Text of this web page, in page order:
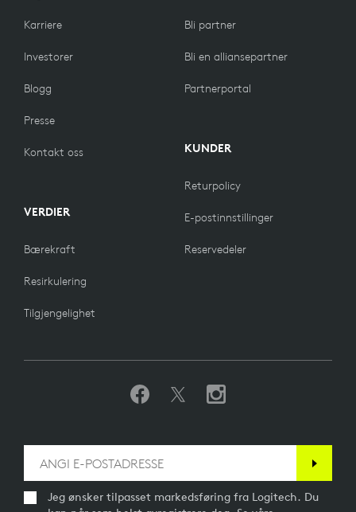
Karriere
Investorer
Blogg
Presse
Kontakt oss
VERDIER
Bærekraft
Resirkulering
Tilgjengelighet
Bli partner
Bli en alliansepartner
Partnerportal
KUNDER
Returpolicy
E-postinnstillinger
Reservedeler
Jeg ønsker tilpasset markedsføring fra Logitech. Du